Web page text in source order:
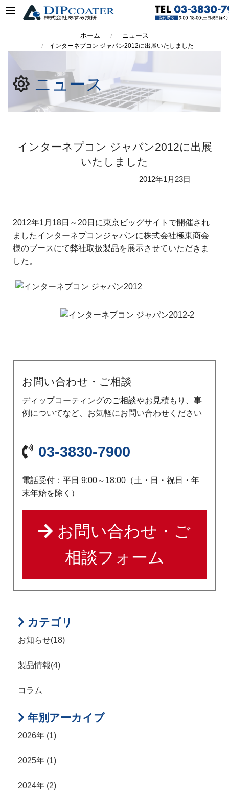
ホーム ニュース
インターネプコン ジャパン2012に出展いたしました
ニュース
インターネプコン ジャパン2012に出展
いたしました
2012年1月23日
2012年1月18日～20日に東京ビッグサイトで開催され
ましたインターネプコンジャパンに株式会社極東商会
様のブースにて弊社取扱製品を展示させていただきま
した。
お問い合わせ・ご相談
ディップコーティングのご相談やお見積もり、事
例についてなど、お気軽にお問い合わせください
03-3830-7900
電話受付：平日 9:00～18:00（土・日・祝日・年
末年始を除く）
お問い合わせ・ご
相談フォーム
カテゴリ
お知らせ(18)
製品情報(4)
コラム
年別アーカイブ
2026年 (1)
2025年 (1)
2024年 (2)